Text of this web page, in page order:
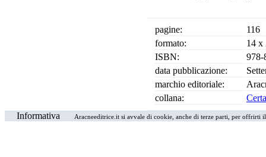
pagine:
116
formato:
14 x
ISBN:
978-
data pubblicazione:
marchio editoriale:
collana:
Informativa
Aracneeditrice.it si avvale di cookie, anche di terze parti, per